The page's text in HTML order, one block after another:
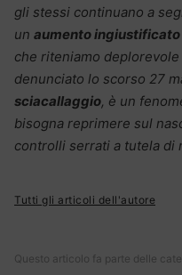
gli stessi continuano a
un aumento
che riteniamo
denunciato lo scorso 27
sciacallaggio, è un
bisogna reprimere sul
controlli serrati a tutela di
Tutti gli articoli dell'autore
Questo articolo fa parte delle